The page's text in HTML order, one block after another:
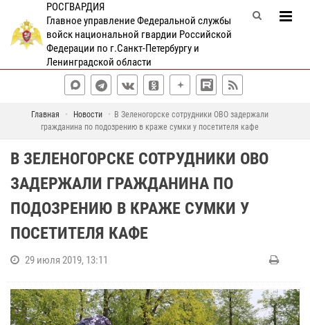
РОСГВАРДИЯ
Главное управление Федеральной службы
войск национальной гвардии Российской
Федерации по г.Санкт-Петербургу и
Ленинградской области
Главная Новости
В Зеленогорске сотрудники ОВО задержали
гражданина по подозрению в краже сумки у посетителя кафе
В ЗЕЛЕНОГОРСКЕ СОТРУДНИКИ ОВО
ЗАДЕРЖАЛИ ГРАЖДАНИНА ПО
ПОДОЗРЕНИЮ В КРАЖЕ СУМКИ У
ПОСЕТИТЕЛЯ КАФЕ
29 июля 2019, 13:11